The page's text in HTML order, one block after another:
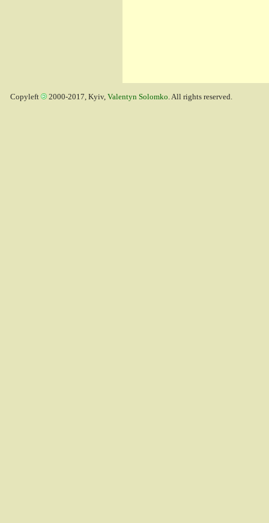
Copyleft 2000-2017, Kyiv, Valentyn Solomko. All rights reserved.